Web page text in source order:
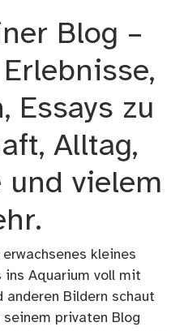
Blog –
Essays zu
Alltag,
und vielem
kleines
ins Aquarium voll mit
anderen Bildern schaut
seinem privaten Blog